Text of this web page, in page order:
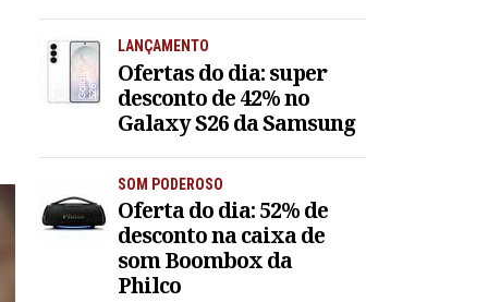
LANÇAMENTO
Ofertas do dia: super
desconto de 42% no
Galaxy S26 da Samsung
SOM PODEROSO
Oferta do dia: 52% de
desconto na caixa de
som Boombox da
Philco